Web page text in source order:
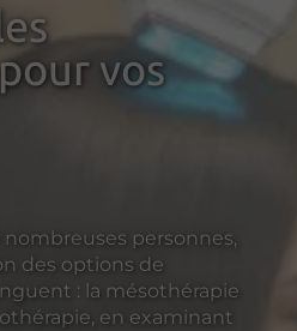
vos
personnes,
des options de
: la mésothérapie
en examinant